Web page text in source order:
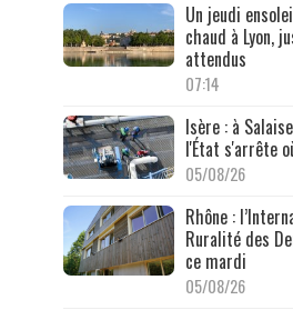
Un jeudi
chaud à Lyon,
attendus
07:14
Isère : à
l'État s'arrête
05/08/26
Rhône :
Ruralité des
ce mardi
05/08/26